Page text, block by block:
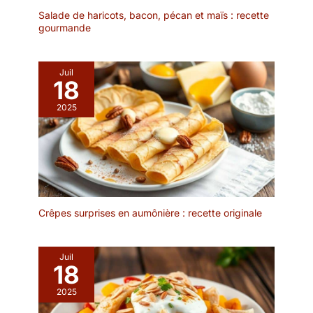
convient parfaitement
utilisiez comme bols à
trempette pour les
entrées ou comme bols à
sauce lors d’un repas en
famille, ces bols à sauce
ont la bonne taille pour
un usage quotidien
pratique ou pour des
occasions spéciales
fonctionnel : Avec leur
fonctionnel, ces
récipients à trempette
offrent une prise en main
sûre et antidérapante.
Les coupes à dessert
Salade de haricots, bacon, pécan et maïs : recette
gourmande
Juil
18
2025
Crêpes surprises en aumônière : recette originale
Juil
18
2025